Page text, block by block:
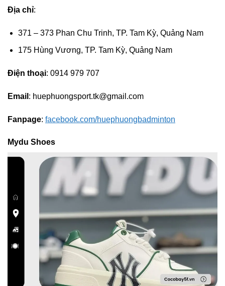
Địa chỉ:
371 – 373 Phan Chu Trinh, TP. Tam Kỳ, Quảng Nam
175 Hùng Vương, TP. Tam Kỳ, Quảng Nam
Điện thoại: 0914 979 707
Email : huephuongsport.tk@gmail.com
Fanpage: facebook.com/huephuongbadminton
Mydu Shoes